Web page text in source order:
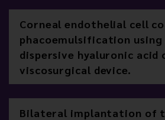
Corneal endothelial cell
phacoemulsification using
dispersive hyaluronic acid
viscosurgical device.
Bilateral implantation of